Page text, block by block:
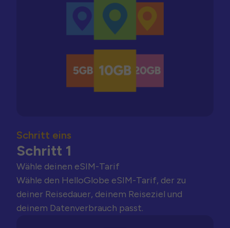
Schritt eins
Schritt 1
Wähle deinen eSIM-Tarif
Wähle den HelloGlobe eSIM-Tarif, der zu
deiner Reisedauer, deinem Reiseziel und
deinem Datenverbrauch passt.